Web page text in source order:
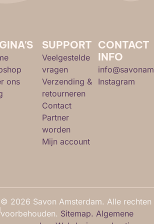
ons
SUPPORT
Veelgestelde
vragen
Verzending &
retourneren
Contact
Partner
worden
Mijn account
CONTACT
INFO
Instagram
© 2026 Savon Amsterdam. Alle rechten
voorbehouden. Sitemap. Algemene